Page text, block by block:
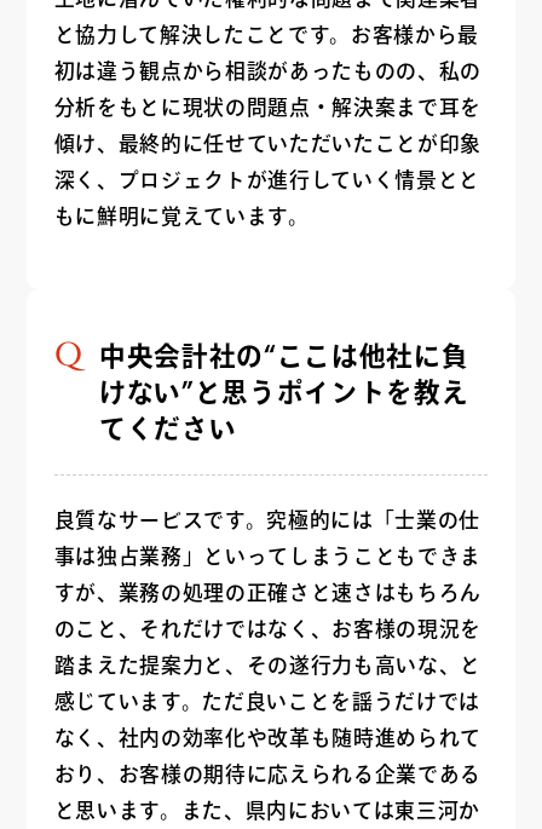
と協力して解決したことです。お客様から最
初は違う観点から相談があったものの、私の
分析をもとに現状の問題点・解決案まで耳を
傾け、最終的に任せていただいたことが印象
深く、プロジェクトが進行していく情景とと
もに鮮明に覚えています。
中央会計社の“ここは他社に負
けない”と思うポイントを教え
てください
良質なサービスです。究極的には「士業の仕
事は独占業務」といってしまうこともできま
すが、業務の処理の正確さと速さはもちろん
のこと、それだけではなく、お客様の現況を
踏まえた提案力と、その遂行力も高いな、と
感じています。ただ良いことを謡うだけでは
なく、社内の効率化や改革も随時進められて
おり、お客様の期待に応えられる企業である
と思います。また、県内においては東三河か